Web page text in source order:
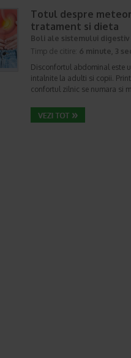
Totul despre
tratament si dieta
Boli ale sistemului digestiv
Timp de citire: 6 minute, 3
Disconfortul abdominal este
intalnite la adulti si copii.
confortul zilnic se numara si